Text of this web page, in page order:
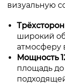
визуальную
широкий
Мощность
площадь до